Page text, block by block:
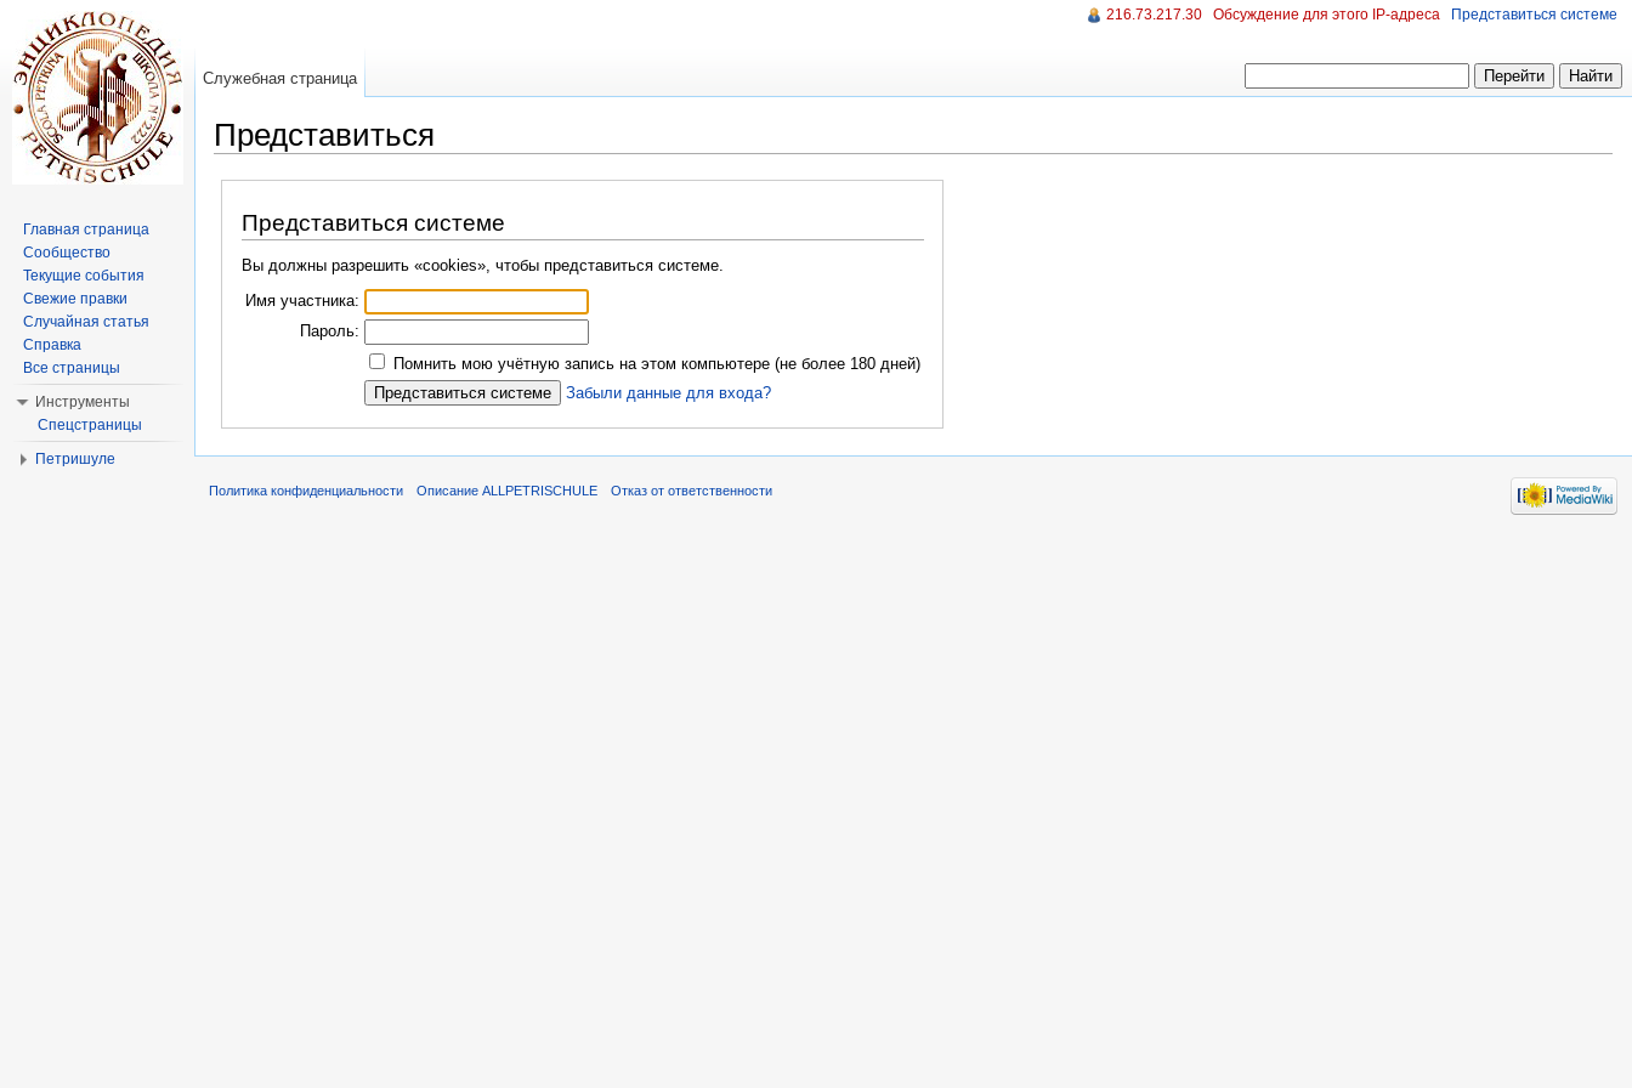
Представиться
Представиться системе
Вы должны разрешить «cookies», чтобы представиться системе.
Имя участника:
Пароль:
Помнить мою учётную запись на этом компьютере (не более 180 дней)
Забыли данные для входа?
216.73.217.30 Обсуждение для этого IP-адреса Представиться системе
Служебная страница
Главная страница
Сообщество
Текущие события
Свежие правки
Случайная статья
Справка
Все страницы
Инструменты
Спецстраницы
Петришуле
Политика конфиденциальности Описание ALLPETRISCHULE Отказ от ответственности